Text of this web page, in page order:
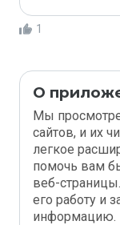
1
О
Мы
сайтов, и их
легкое
помочь вам
веб-
его работу и
информацию.